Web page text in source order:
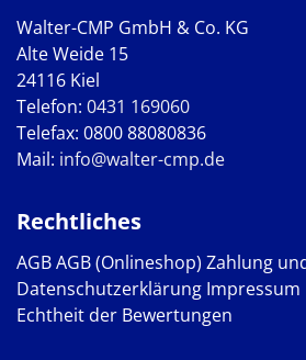
Walter-CMP GmbH & Co. KG
Alte Weide 15
24116 Kiel
Telefon: 0431 169060
Telefax: 0800 88080836
Mail: info@walter-cmp.de
Rechtliches
AGBAGB (Onlineshop) Zahlung
Datenschutzerklärung Impressum
Echtheit der Bewertungen